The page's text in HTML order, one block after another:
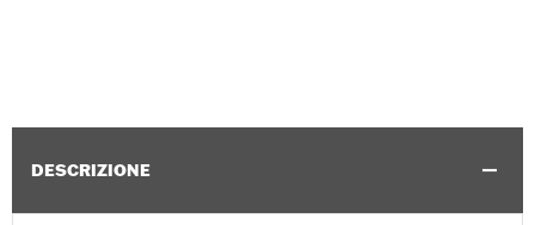
DESCRIZIONE